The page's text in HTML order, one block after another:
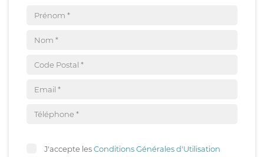
J'accepte lesConditions Générales d'Utilisation